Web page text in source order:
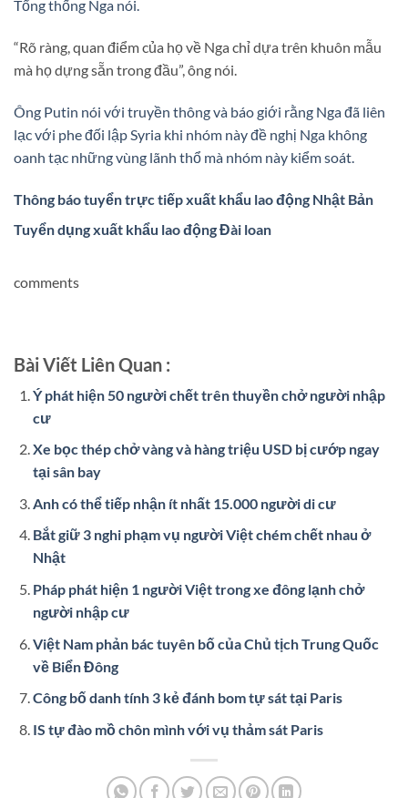
Tổng thống Nga nói.
“Rõ ràng, quan điểm của họ về Nga chỉ dựa trên khuôn mẫu
mà họ dựng sẵn trong đầu”, ông nói.
Ông Putin nói với truyền thông và báo giới rằng Nga đã liên
lạc với phe đối lập Syria khi nhóm này đề nghị Nga không
oanh tạc những vùng lãnh thổ mà nhóm này kiểm soát.
Thông báo tuyển trực tiếp xuất khẩu lao động Nhật Bản
Tuyển dụng xuất khẩu lao động Đài loan
comments
Bài Viết Liên Quan :
Ý phát hiện 50 người chết trên thuyền chở người nhập
cư
Xe bọc thép chở vàng và hàng triệu USD bị cướp ngay
tại sân bay
Anh có thể tiếp nhận ít nhất 15.000 người di cư
Bắt giữ 3 nghi phạm vụ người Việt chém chết nhau ở
Nhật
Pháp phát hiện 1 người Việt trong xe đông lạnh chở
người nhập cư
Việt Nam phản bác tuyên bố của Chủ tịch Trung Quốc
về Biển Đông
Công bố danh tính 3 kẻ đánh bom tự sát tại Paris
IS tự đào mồ chôn mình với vụ thảm sát Paris